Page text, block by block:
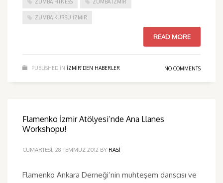
ZUMBA FITNESS ZUMBA İZMIR
ZUMBA KURSU İZMIR
READ MORE
PUBLISHED IN IZMIR'DEN HABERLER NO COMMENTS
Flamenko İzmir Atölyesi’nde Ana Llanes
Workshopu!
CUMARTESI, 28 TEMMUZ 2012 BY RASI
Flamenko Ankara Derneği’nin muhteşem dansçısı ve